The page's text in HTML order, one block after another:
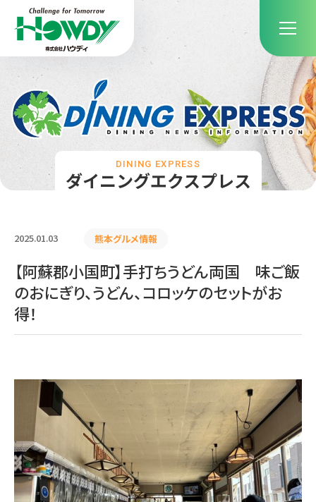
ダイニングエクスプレス
DINING EXPRESS
2025.01.03 熊本グルメ情報
【阿蘇郡小国町】手打ちうどん両国 味ご飯
のおにぎり、うどん、コロッケのセットがお
得！